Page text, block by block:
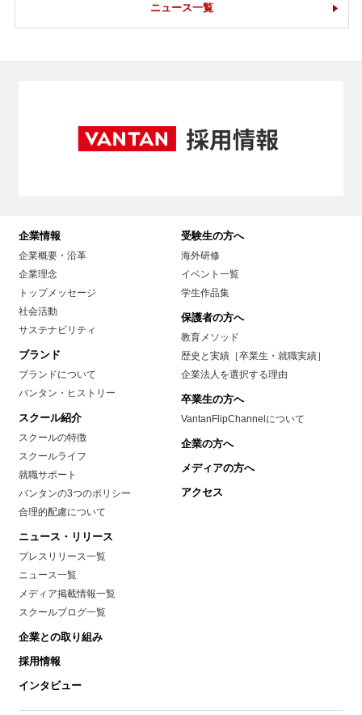
ニュース一覧
企業情報
企業概要・沿革
企業理念
トップメッセージ
社会活動
サステナビリティ
ブランド
ブランドについて
バンタン・ヒストリー
スクール紹介
スクールの特徴
スクールライフ
就職サポート
バンタンの3つのポリシー
合理的配慮について
ニュース・リリース
プレスリリース一覧
ニュース一覧
メディア掲載情報一覧
スクールブログ一覧
企業との取り組み
採用情報
インタビュー
受験生の方へ
海外研修
イベント一覧
学生作品集
保護者の方へ
教育メソッド
歴史と実績［卒業生・就職実績］
企業法人を選択する理由
卒業生の方へ
VantanFlipChannelについて
企業の方へ
メディアの方へ
アクセス